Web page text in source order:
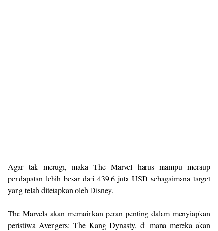
Agar tak merugi, maka The Marvel harus mampu meraup
pendapatan lebih besar dari 439,6 juta USD sebagaimana target
yang telah ditetapkan oleh Disney.
The Marvels akan memainkan peran penting dalam menyiapkan
peristiwa Avengers: The Kang Dynasty, di mana mereka akan